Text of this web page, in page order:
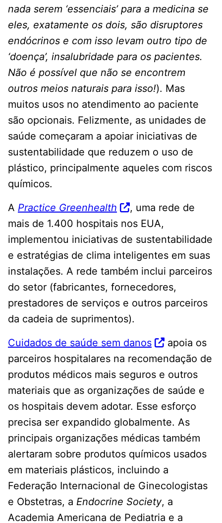
nada serem ‘essenciais’ para a medicina se
eles, exatamente os dois, são disruptores
endócrinos e com isso levam outro tipo de
‘doença’, insalubridade para os pacientes.
Não é possível que não se encontrem
outros meios naturais para isso!). Mas
muitos usos no atendimento ao paciente
são opcionais. Felizmente, as unidades de
saúde começaram a apoiar iniciativas de
sustentabilidade que reduzem o uso de
plástico, principalmente aqueles com riscos
químicos.
A Practice Greenhealth
, uma rede de
mais de 1.400 hospitais nos EUA,
implementou iniciativas de sustentabilidade
e estratégias de clima inteligentes em suas
instalações. A rede também inclui parceiros
do setor (fabricantes, fornecedores,
prestadores de serviços e outros parceiros
da cadeia de suprimentos).
Cuidados de saúde sem danos
apoia os
parceiros hospitalares na recomendação de
produtos médicos mais seguros e outros
materiais que as organizações de saúde e
os hospitais devem adotar. Esse esforço
precisa ser expandido globalmente. As
principais organizações médicas também
alertaram sobre produtos químicos usados ​​
em materiais plásticos, incluindo a
Federação Internacional de Ginecologistas
e Obstetras, a Endocrine Society, a
Academia Americana de Pediatria e a